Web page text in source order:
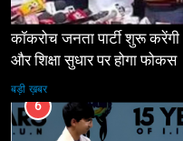
कॉकरोच जनता पार्टी शुरू करेंगी
और शिक्षा सुधार पर होगा फोकस
बड़ी ख़बर
6